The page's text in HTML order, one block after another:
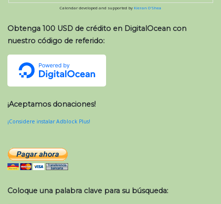
Calendar developed and supported by Kieran O'Shea
Obtenga 100 USD de crédito en DigitalOcean con
nuestro código de referido:
¡Aceptamos donaciones!
¡Considere instalar Adblock Plus!
Coloque una palabra clave para su búsqueda: